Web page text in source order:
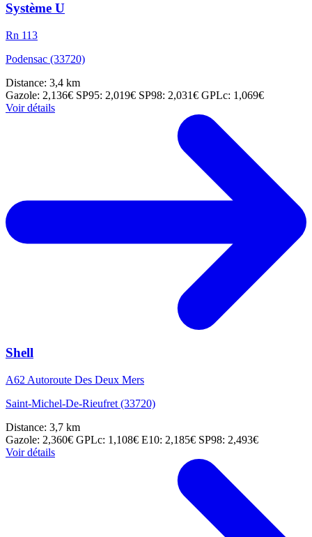
Système U
Rn 113
Podensac (33720)
Distance: 3,4 km
Gazole: 2,136€ SP95: 2,019€ SP98: 2,031€ GPLc: 1,069€
Voir détails
Shell
A62 Autoroute Des Deux Mers
Saint-Michel-De-Rieufret (33720)
Distance: 3,7 km
Gazole: 2,360€ GPLc: 1,108€ E10: 2,185€ SP98: 2,493€
Voir détails